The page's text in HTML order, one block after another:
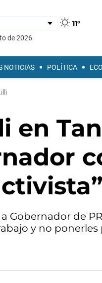
11°
de 2026
NOTICIAS POLÍTICA
en
Gobernador de
y no